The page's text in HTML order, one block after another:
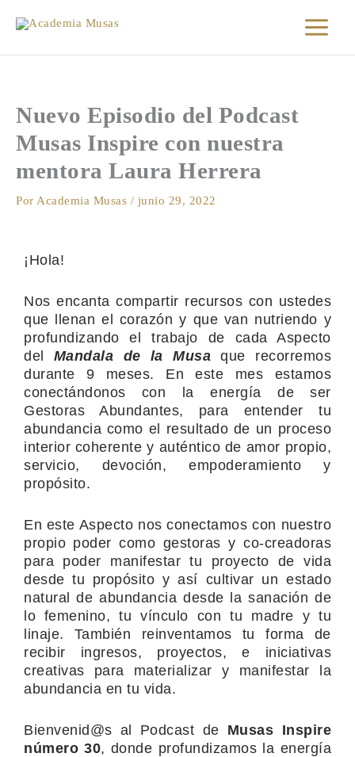
Nuevo Episodio del Podcast
Musas Inspire con nuestra
mentora Laura Herrera
Por Academia Musas / junio 29, 2022
¡Hola!
Nos encanta compartir recursos con ustedes
que llenan el corazón y que van nutriendo y
profundizando el trabajo de cada Aspecto
del Mandala de la Musa que recorremos
durante 9 meses. En este mes estamos
conectándonos con la energía de ser
Gestoras Abundantes, para entender tu
abundancia como el resultado de un proceso
interior coherente y auténtico de amor propio,
servicio, devoción, empoderamiento y
propósito.
En este Aspecto nos conectamos con nuestro
propio poder como gestoras y co-creadoras
para poder manifestar tu proyecto de vida
desde tu propósito y así cultivar un estado
natural de abundancia desde la sanación de
lo femenino, tu vínculo con tu madre y tu
linaje. También reinventamos tu forma de
recibir ingresos, proyectos, e iniciativas
creativas para materializar y manifestar la
abundancia en tu vida.
Bienvenid@s al Podcast de Musas Inspire
número 30, donde profundizamos la energía